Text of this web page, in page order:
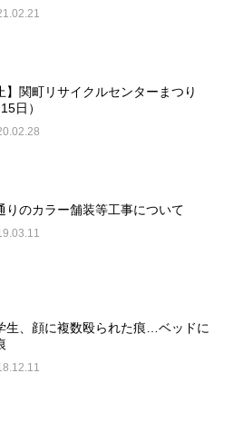
】関町リサイクルセンターまつり
日）
りのカラー舗装等工事について
生、顔に複数殴られた痕…ベッドに